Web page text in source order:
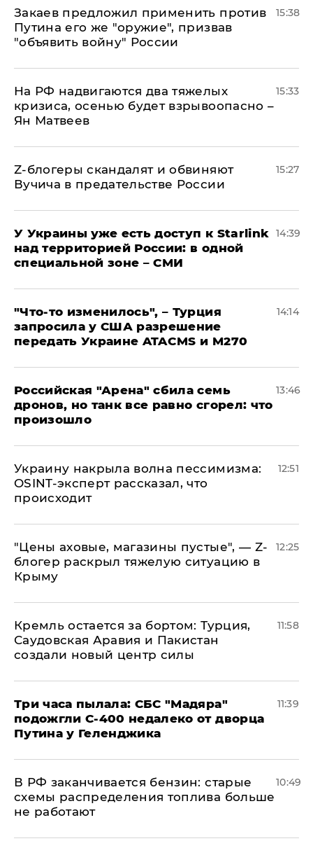
Закаев предложил применить против
Путина его же "оружие", призвав
"объявить войну" России
15:38
На РФ надвигаются два тяжелых
кризиса, осенью будет взрывоопасно –
Ян Матвеев
15:33
Z-блогеры скандалят и обвиняют
Вучича в предательстве России
15:27
У Украины уже есть доступ к Starlink
над территорией России: в одной
специальной зоне – СМИ
14:39
​"Что-то изменилось", – Турция
запросила у США разрешение
передать Украине ATACMS и M270
14:14
​Российская "Арена" сбила семь
дронов, но танк все равно сгорел: что
произошло
13:46
​Украину накрыла волна пессимизма:
OSINT-эксперт рассказал, что
происходит
12:51
​"Цены аховые, магазины пустые", — Z-
блогер раскрыл тяжелую ситуацию в
Крыму
12:25
​Кремль остается за бортом: Турция,
Саудовская Аравия и Пакистан
создали новый центр силы
11:58
Три часа пылала: СБС "Мадяра"
подожгли С-400 недалеко от дворца
Путина у Геленджика
11:39
​В РФ заканчивается бензин: старые
схемы распределения топлива больше
не работают
10:49